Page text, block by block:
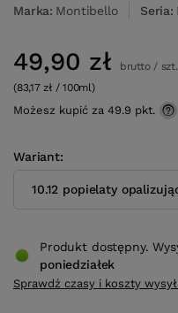
Marka Montibello Seria
Wariant
10.12 popielaty
49,90 zł brutto/ szt.
(83,17 zł / 100ml)
Możesz kupić za 49.9 pkt.
Produkt dostępny.
poniedziałek
Sprawdź czasy i koszty